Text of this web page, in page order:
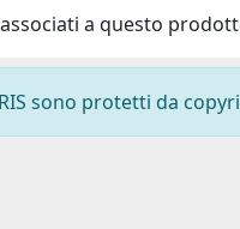
a questo
sono protetti da